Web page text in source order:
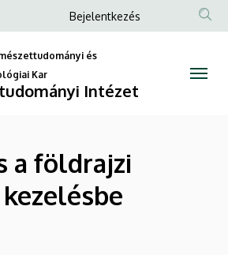
Anonim
fiók
menüje
Bejelentkezés
és
Kar
Intézet
a földrajzi